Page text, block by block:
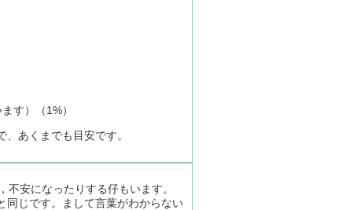
す）（1%）
あくまでも目安です。
安になったりする仔もいます。
同じです。まして言葉がわからない